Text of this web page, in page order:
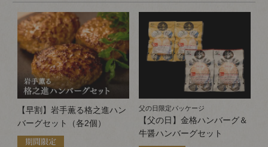
【早割】岩手薫る格之進ハン
バーグセット（各2個）
父の日限定パッケージ
【父の日】金格ハンバーグ＆
牛醤ハンバーグセット